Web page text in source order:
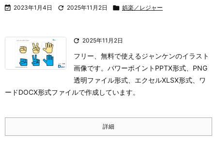
 2023年1月4日  2025年11月2日  娯楽／レジャー
 2025年11月2日
フリー、無料で使えるジャンケンのイラスト
画像です。パワーポイントPPTX形式、PNG
透明ファイル形式、エクセルXLSX形式、ワ
ードDOCX形式ファイルで作成しています。
詳細